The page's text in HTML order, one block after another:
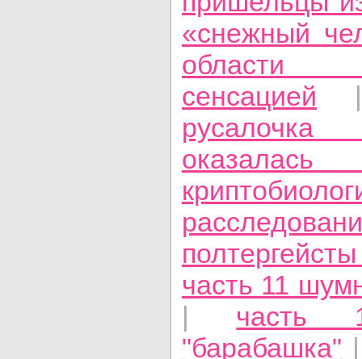
«снежный
области
сенсацией
|
часть 11
|
часть
"барабашка" |